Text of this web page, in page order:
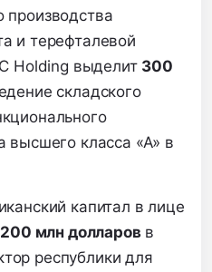
производства
и терефталевой
Holding выделит 300
складского
высшего класса «А» в
капитал в лице
200 млн долларовв
республики для